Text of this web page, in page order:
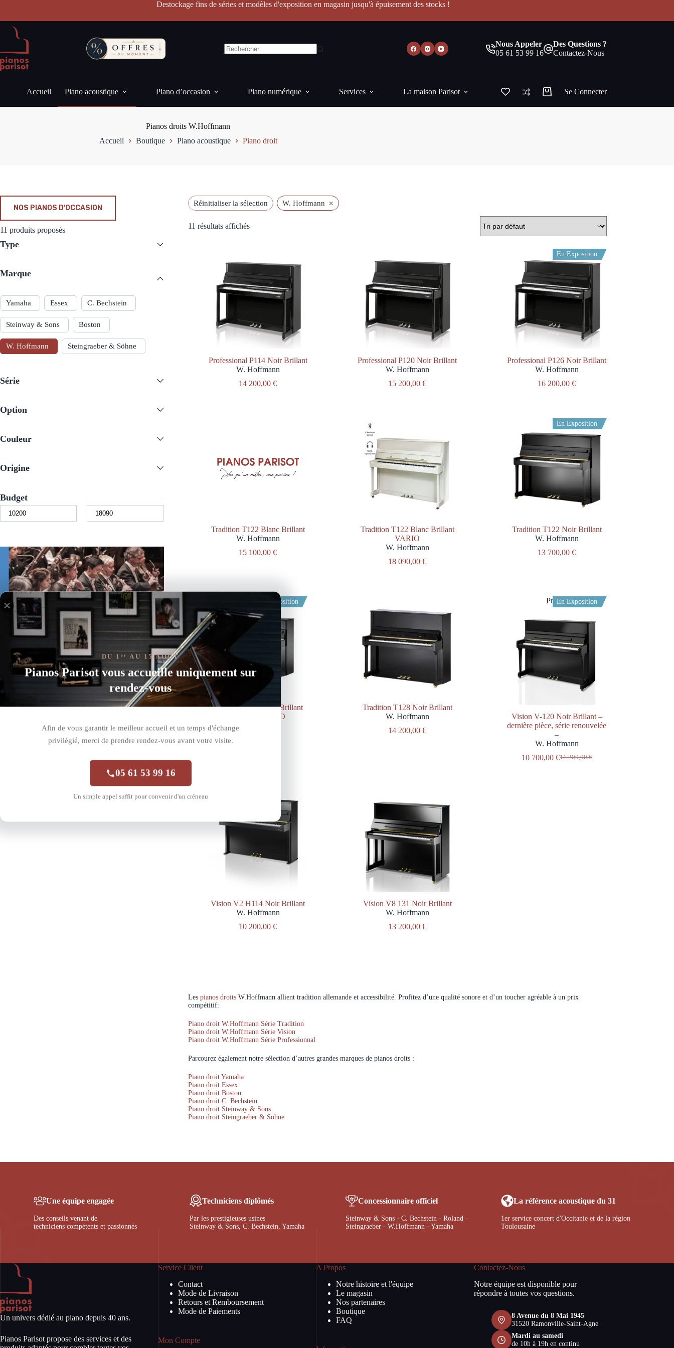
contenu
DU 1 er AU 15 AOÛT
Pianos Parisot vous accueille uniquement sur
rendez-vous
Afin de vous garantir le meilleur accueil et un temps d'échange
privilégié, merci de prendre rendez-vous avant votre visite.
05 61 53 99 16
Un simple appel suffit pour convenir d'un créneau
Destockage fins de séries et modèles d'exposition en magasin jusqu'à épuisement des stocks !
Nous Appeler
05 61 53 99 16
Des Questions ?
Contactez-Nous
Accueil Piano acoustique Piano d’occasion Piano numérique Services La maison Parisot
Panier
Se Connecter
Pianos droits W.Hoffmann
Accueil
Boutique Piano acoustique Piano droit
Réinitialiser la sélection W. Hoffmann ×
11 résultats affichés
Professional P114 Noir Brillant
W. Hoffmann
14 200,00€
Professional P120 Noir Brillant
W. Hoffmann
15 200,00€
En Exposition
Professional P126 Noir Brillant
W. Hoffmann
16 200,00€
Tradition T122 Blanc Brillant
W. Hoffmann
15 100,00€
Tradition T122 Blanc Brillant
VARIO
W. Hoffmann
18 090,00€
En Exposition
Tradition T122 Noir Brillant
W. Hoffmann
13 700,00€
En Exposition
Tradition T122 Noir Brillant
SILENT VARIO
W. Hoffmann
Tradition T128 Noir Brillant
W. Hoffmann
14 200,00€
En Exposition
Promo
Vision V-120 Noir Brillant –
dernière pièce, série renouvelée
–
W. Hoffmann
11 200,00€
Le
10 700,00 €
Le
Vision V2 H114 Noir Brillant
W. Hoffmann
10 200,00€
Vision V8 131 Noir Brillant
W. Hoffmann
13 200,00€
Les pianos droitsW.Hoffmann allient tradition allemande et accessibilité. Profitez d’une qualité sonore et d’un toucher agréable à un prix
compétitif:
Piano droit W.Hoffmann Série Tradition
Piano droit W.Hoffmann Série Vision
Piano droit W.Hoffmann Série Professionnal
Parcourez également notre sélection d’autres grandes marques de pianos droits :
Piano droit Yamaha
Piano droit Essex
Piano droit Boston
Piano droit C. Bechstein
Piano droit Steinway & Sons
Piano droit Steingraeber & Söhne
NOS PIANOS D'OCCASION
11 produits proposés
Type
Marque
Yamaha Essex C. Bechstein
Steinway & Sons Boston
W. Hoffmann Steingraeber & Söhne
Série
Option
Couleur
Origine
Budget
Une équipe engagée
Des conseils venant de
techniciens compétents et passionnés
Techniciens diplômés
Par les prestigieuses usines
Steinway & Sons, C. Bechstein, Yamaha
Concessionnaire officiel
Steinway & Sons - C. Bechstein - Roland -
Steingraeber - W.Hoffmann - Yamaha
La référence acoustique du 31
1er service concert d'Occitanie et de la région
Toulousaine
Un univers dédié au piano depuis 40 ans.
Pianos Parisot propose des services et des
Service Client
Contact
Mode de Livraison
Retours et Remboursement
Mode de Paiements
Mon Compte
A Propos
Notre histoire et l'équipe
Le magasin
Nos partenaires
Boutique
FAQ
Contactez-Nous
Notre équipe est disponible pour
répondre à toutes vos questions.
8 Avenue du 8 Mai 1945
31520 Ramonville-Saint-Agne
Mardi au samedi
de 10h à 19h en continu